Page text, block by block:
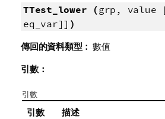
TTest_lower (grp,
eq_var]] )
傳回的資料類型： 數值
引數：
引數
引數 描述